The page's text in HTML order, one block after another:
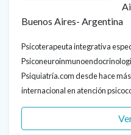
Buenos Aires- Argentina
Psicoterapeuta integrativa
Psiquiatría.com desde hace
internacional en atención